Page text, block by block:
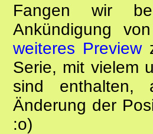
Fangen wir
Ankündigung
weiteres Preview
Serie, mit vielem
sind enthalten,
Änderung der
:o)